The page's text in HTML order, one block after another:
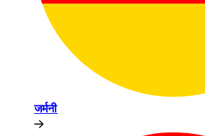
जर्मनी​​